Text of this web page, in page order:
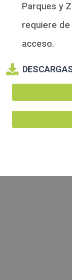
Parques y
requiere
acceso.